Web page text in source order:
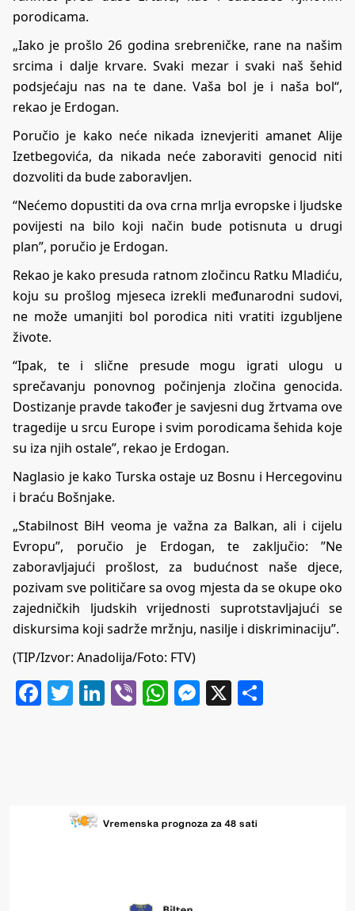
porodicama.
„Iako je prošlo 26 godina srebreničke, rane na našim
srcima i dalje krvare. Svaki mezar i svaki naš šehid
podsjećaju nas na te dane. Vaša bol je i naša bol“,
rekao je Erdogan.
Poručio je kako neće nikada iznevjeriti amanet Alije
Izetbegovića, da nikada neće zaboraviti genocid niti
dozvoliti da bude zaboravljen.
“Nećemo dopustiti da ova crna mrlja evropske i ljudske
povijesti na bilo koji način bude potisnuta u drugi
plan”, poručio je Erdogan.
Rekao je kako presuda ratnom zločincu Ratku Mladiću,
koju su prošlog mjeseca izrekli međunarodni sudovi,
ne može umanjiti bol porodica niti vratiti izgubljene
živote.
“Ipak, te i slične presude mogu igrati ulogu u
sprečavanju ponovnog počinjenja zločina genocida.
Dostizanje pravde također je savjesni dug žrtvama ove
tragedije u srcu Europe i svim porodicama šehida koje
su iza njih ostale”, rekao je Erdogan.
Naglasio je kako Turska ostaje uz Bosnu i Hercegovinu
i braću Bošnjake.
„Stabilnost BiH veoma je važna za Balkan, ali i cijelu
Evropu”, poručio je Erdogan, te zaključio: ​​​​​​​”Ne
zaboravljajući prošlost, za budućnost naše djece,
pozivam sve političare sa ovog mjesta da se okupe oko
zajedničkih ljudskih vrijednosti suprotstavljajući se
diskursima koji sadrže mržnju, nasilje i diskriminaciju”.
(TIP/Izvor: Anadolija/Foto: FTV)
Facebook
Twitter
LinkedIn
ViberWhatsApp
Messenger
X